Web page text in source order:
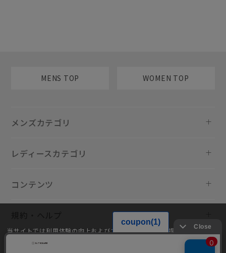
MENS TOP WOMEN TOP
メンズカテゴリ
レディースカテゴリ
コンテンツ
当サイトでは利用体験の向上およびコンテンツの最適な提供、トラフィ
ックの分析を目的としてCookieを使用しています。サイトの閲覧を継続